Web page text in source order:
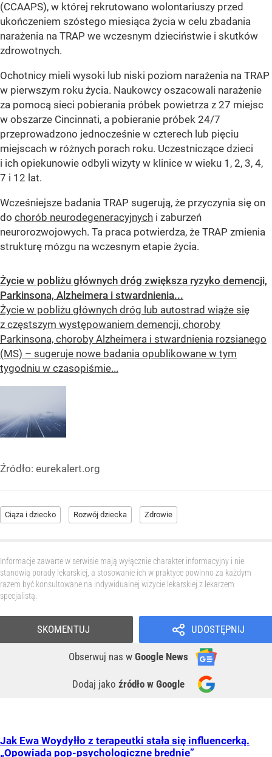
(CCAAPS), w której rekrutowano wolontariuszy przed
ukończeniem szóstego miesiąca życia w celu zbadania
narażenia na TRAP we wczesnym dzieciństwie i skutków
zdrowotnych.
Ochotnicy mieli wysoki lub niski poziom narażenia na TRAP
w pierwszym roku życia. Naukowcy oszacowali narażenie
za pomocą sieci pobierania próbek powietrza z 27 miejsc
w obszarze Cincinnati, a pobieranie próbek 24/7
przeprowadzono jednocześnie w czterech lub pięciu
miejscach w różnych porach roku. Uczestniczące dzieci
i ich opiekunowie odbyli wizyty w klinice w wieku 1, 2, 3, 4,
7 i 12 lat.
Wcześniejsze badania TRAP sugerują, że przyczynia się on
do chorób neurodegeneracyjnych i zaburzeń
neurorozwojowych. Ta praca potwierdza, że ​​TRAP zmienia
strukturę mózgu na wczesnym etapie życia.
Życie w pobliżu głównych dróg zwiększa ryzyko demencji,
Parkinsona, Alzheimera i stwardnienia...
Życie w pobliżu głównych dróg lub autostrad wiąże się
z częstszym występowaniem demencji, choroby
Parkinsona, choroby Alzheimera i stwardnienia rozsianego
(MS) – sugeruje nowe badania opublikowane w tym
tygodniu w czasopiśmie...
Źródło: eurekalert.org
Ciąża i dziecko Rozwój dziecka Zdrowie
Informacje zawarte w serwisie mają wyłącznie charakter informacyjny i nie
stanowią porady lekarskiej, a stosowanie ich w praktyce powinno za każdym
razem być konsultowane na indywidualnej wizycie lekarskiej z lekarzem
specjalistą.
UDOSTĘPNIJ
Obserwuj nas w Google News
Dodaj jako źródło w Google
SKOMENTUJ
Jak Ewa Woydyłło z terapeutki stała się influencerką.
„Opowiada pop-psychologiczne brednie”